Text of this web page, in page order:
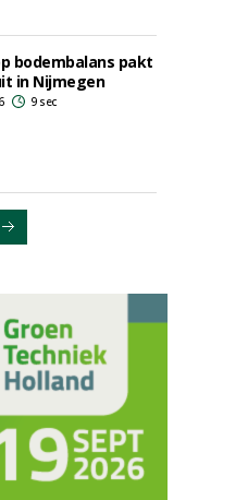
bodembalans pakt
in Nijmegen
9 sec